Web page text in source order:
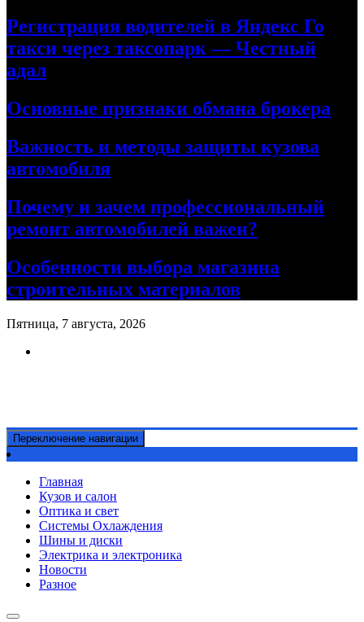
Регистрация водителей в Яндекс Го
такси через таксопарк — Честный
адал
Основные признаки обмана брокера
Важность и методы защиты кузова
автомобиля
Почему и зачем профессиональный
ремонт автомобилей важен?
Особенности выбора магазина
строительных материалов
Пятница, 7 августа, 2026
Переключение навигации
Главная
Кузов и салон
Оптика и свет
Системы Охлаждения
Шины и диски
Электрика и электроника
Новости
Разное